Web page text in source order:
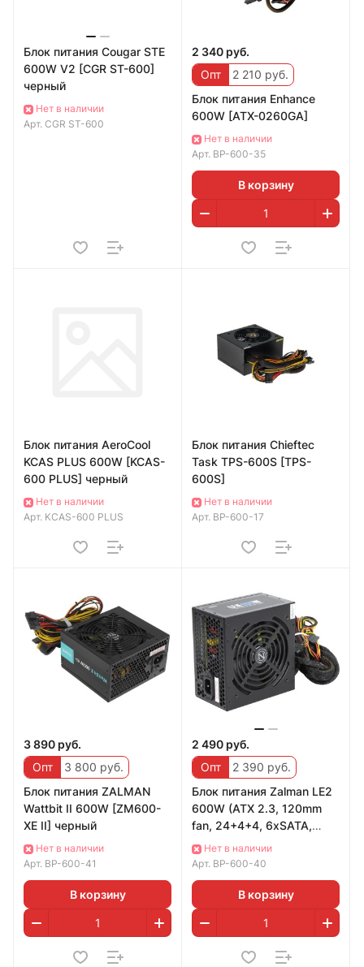
Блок питания Cougar STE
600W V2 [CGR ST-600]
черный
Нет в наличии
Арт. CGR ST-600
2 340 руб.
Опт
2 210 руб.
Блок питания Enhance
600W [ATX-0260GA]
Нет в наличии
Арт. BP-600-35
В корзину
Блок питания AeroCool
KCAS PLUS 600W [KCAS-
600 PLUS] черный
Нет в наличии
Арт. KCAS-600 PLUS
Блок питания Chieftec
Task TPS-600S [TPS-
600S]
Нет в наличии
Арт. BP-600-17
3 890 руб.
Опт
3 800 руб.
Блок питания ZALMAN
Wattbit II 600W [ZM600-
XE II] черный
Нет в наличии
Арт. BP-600-41
В корзину
2 490 руб.
Опт
2 390 руб.
Блок питания Zalman LE2
600W (ATX 2.3, 120mm
fan, 24+4+4, 6xSATA,
2xPCI-E) [ZM600-LE2]
Нет в наличии
Арт. BP-600-40
В корзину